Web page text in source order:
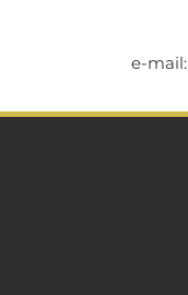
e-mail: